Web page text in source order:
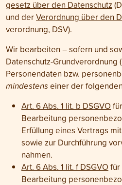
gesetz über den Daten­schutz
und derVerordnung über den
verordnung, DSV).
Wir bearbeiten – sofern und
Daten­schutz-Grund­verordnung
Personen­daten bzw.
mindestenseiner der
Art. 6 Abs. 1 lit. b DSGVO
Bearbeitung
Erfüllung eines Vertrags
sowie zur Durch­führung
nahmen.
Art. 6 Abs. 1 lit. f DSGVO
Bearbeitung